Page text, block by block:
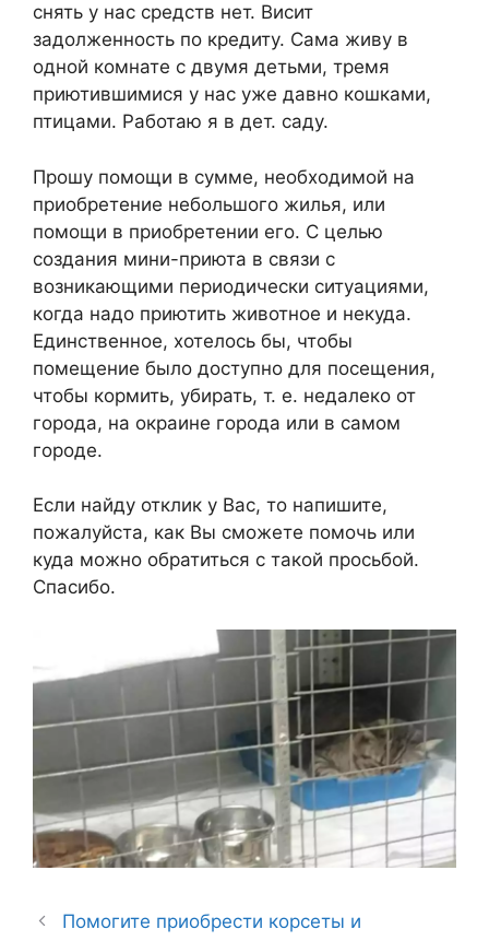
снять у нас средств нет. Висит
задолженность по кредиту. Сама живу в
одной комнате с двумя детьми, тремя
приютившимися у нас уже давно кошками,
птицами. Работаю я в дет. саду.
Прошу помощи в сумме, необходимой на
приобретение небольшого жилья, или
помощи в приобретении его. С целью
создания мини-приюта в связи с
возникающими периодически ситуациями,
когда надо приютить животное и некуда.
Единственное, хотелось бы, чтобы
помещение было доступно для посещения,
чтобы кормить, убирать, т. е. недалеко от
города, на окраине города или в самом
городе.
Если найду отклик у Вас, то напишите,
пожалуйста, как Вы сможете помочь или
куда можно обратиться с такой просьбой.
Спасибо.
Помогите приобрести корсеты и